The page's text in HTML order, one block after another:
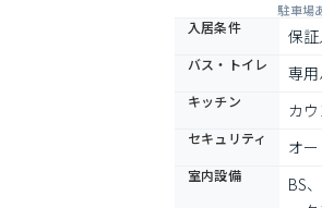
駐車場
入居条件 保
バス・トイレ 専
キッチン カ
セキュリティ オ
室内設備
BS